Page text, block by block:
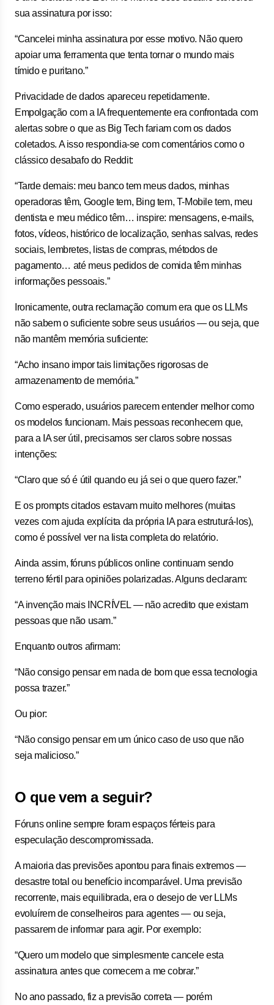
sua assinatura por isso:
“Cancelei minha assinatura por esse motivo. Não quero
apoiar uma ferramenta que tenta tornar o mundo mais
tímido e puritano.”
Privacidade de dados apareceu repetidamente.
Empolgação com a IA frequentemente era confrontada com
alertas sobre o que as Big Tech fariam com os dados
coletados. A isso respondia-se com comentários como o
clássico desabafo do Reddit:
“Tarde demais: meu banco tem meus dados, minhas
operadoras têm, Google tem, Bing tem, T-Mobile tem, meu
dentista e meu médico têm… inspire: mensagens, e-mails,
fotos, vídeos, histórico de localização, senhas salvas, redes
sociais, lembretes, listas de compras, métodos de
pagamento… até meus pedidos de comida têm minhas
informações pessoais.”
Ironicamente, outra reclamação comum era que os LLMs
não sabem o suficiente sobre seus usuários — ou seja, que
não mantêm memória suficiente:
“Acho insano impor tais limitações rigorosas de
armazenamento de memória.”
Como esperado, usuários parecem entender melhor como
os modelos funcionam. Mais pessoas reconhecem que,
para a IA ser útil, precisamos ser claros sobre nossas
intenções:
“Claro que só é útil quando eu já sei o que quero fazer.”
E os prompts citados estavam muito melhores (muitas
vezes com ajuda explícita da própria IA para estruturá-los),
como é possível ver na lista completa do relatório.
Ainda assim, fóruns públicos online continuam sendo
terreno fértil para opiniões polarizadas. Alguns declaram:
“A invenção mais INCRÍVEL — não acredito que existam
pessoas que não usam.”
Enquanto outros afirmam:
“Não consigo pensar em nada de bom que essa tecnologia
possa trazer.”
Ou pior:
“Não consigo pensar em um único caso de uso que não
seja malicioso.”
O que vem a seguir?
Fóruns online sempre foram espaços férteis para
especulação descompromissada.
A maioria das previsões apontou para finais extremos —
desastre total ou benefício incomparável. Uma previsão
recorrente, mais equilibrada, era o desejo de ver LLMs
evoluírem de conselheiros para agentes — ou seja,
passarem de informar para agir. Por exemplo:
“Quero um modelo que simplesmente cancele esta
assinatura antes que comecem a me cobrar.”
No ano passado, fiz a previsão correta — porém